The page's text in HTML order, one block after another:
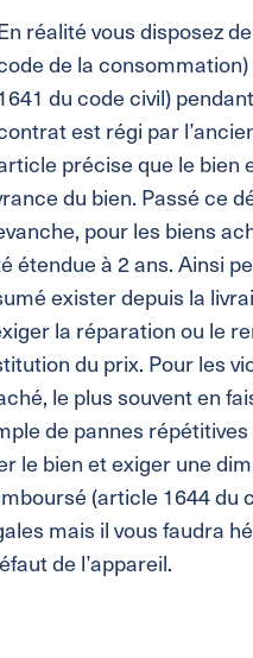
réalité vous disposez
de la
du code civil)
est régi par
précise que le bien
du bien. Passé ce
pour les biens
étendue à 2 ans. Ainsi
exister depuis la
la réparation ou le
du prix. Pour les
le plus souvent en
de pannes
le bien et exiger une
(article 1644 du
mais il vous faudra
de l’appareil.